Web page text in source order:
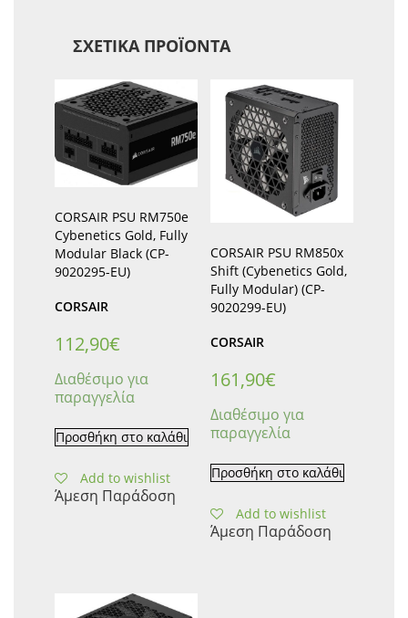
ΣΧΕΤΙΚΆ ΠΡΟΪΌΝΤΑ
CORSAIR PSU RM750e
Cybenetics Gold, Fully
Modular Black (CP-
9020295-EU)
CORSAIR
112,90€
Διαθέσιμο για
παραγγελία
Προσθήκη στο καλάθι
Add to wishlist
Άμεση Παράδοση
CORSAIR PSU RM850x
Shift (Cybenetics Gold,
Fully Modular) (CP-
9020299-EU)
CORSAIR
161,90€
Διαθέσιμο για
παραγγελία
Προσθήκη στο καλάθι
Add to wishlist
Άμεση Παράδοση